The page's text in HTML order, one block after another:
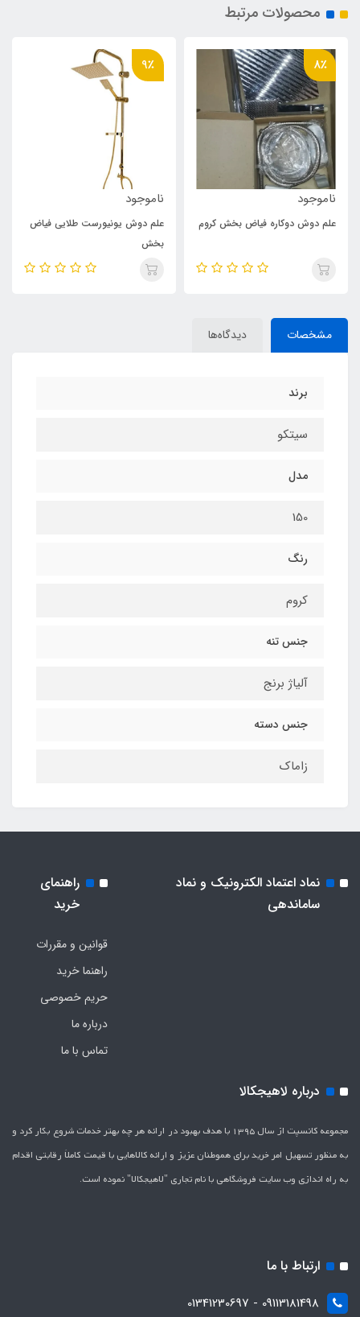
محصولات مرتبط
8٪
ناموجود
علم دوش دوکاره فیاض بخش کروم
9٪
ناموجود
علم دوش یونیورست طلایی فیاض
بخش
مشخصات دیدگاه‌ها
برند
سیتکو
مدل
150
رنگ
کروم
جنس تنه
آلیاژ برنج
جنس دسته
زاماک
نماد اعتماد الکترونیک و نماد
ساماندهی
راهنمای
خرید
قوانین و مقررات
راهنما خرید
حریم خصوصی
درباره ما
تماس با ما
درباره لاهیجکالا
مجموعه کانسپت از سال 1395 با هدف بهبود در ارائه هر چه بهتر خدمات شروع بکار کرد و
به منظور تسهیل امر خرید برای هموطنان عزیز و ارائه کالاهایی با قیمت کاملاَ رقابتی اقدام
به راه اندازی وب سایت فروشگاهی با نام تجاری "لاهیج­کالا" نموده است.
ارتباط با ما
09113181498 - 01341230697